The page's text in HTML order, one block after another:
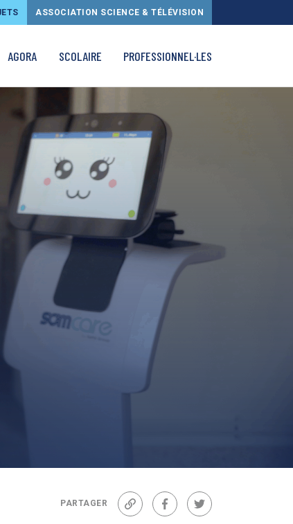
ASSOCIATION SCIENCE & TÉLÉVISION
AGORA SCOLAIRE PROFESSIONNEL·LES
PARTAGER
Lien FacebookTwitter